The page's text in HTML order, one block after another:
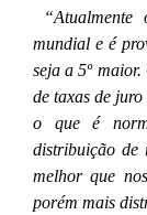
mundial e é
seja a 5º
de taxas de
o que é
distribuição de
melhor que
porém mais